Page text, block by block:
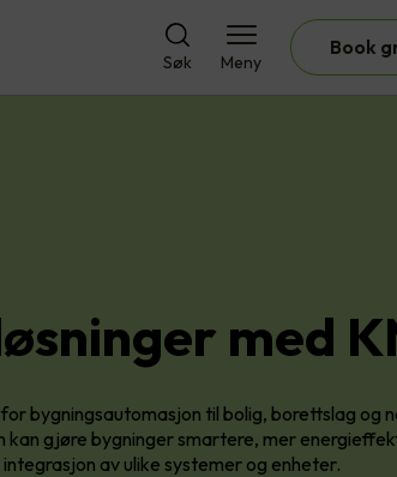
Søk Meny
Book
med
bygningsautomasjon til bolig, borettslag og
kan gjøre bygninger smartere, mer
av ulike systemer og enheter.